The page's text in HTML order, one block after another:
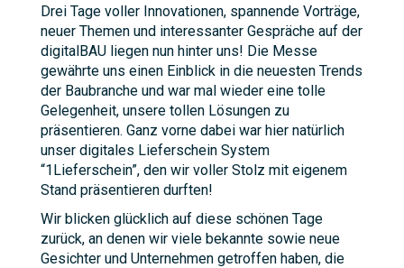
Drei Tage voller Innovationen, spannende Vorträge,
neuer Themen und interessanter Gespräche auf der
digitalBAU liegen nun hinter uns! Die Messe
gewährte uns einen Einblick in die neuesten Trends
der Baubranche und war mal wieder eine tolle
Gelegenheit, unsere tollen Lösungen zu
präsentieren. Ganz vorne dabei war hier natürlich
unser digitales Lieferschein System
“1Lieferschein”, den wir voller Stolz mit eigenem
Stand präsentieren durften!
Wir blicken glücklich auf diese schönen Tage
zurück, an denen wir viele bekannte sowie neue
Gesichter und Unternehmen getroffen haben, die